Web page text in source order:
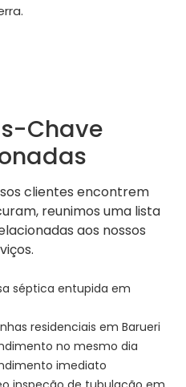
Chave
clientes encontrem
reunimos uma lista
aos nossos
séptica entupida em
residenciais em Barueri
no mesmo dia
imediato